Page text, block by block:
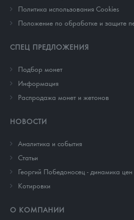
Политика использования Cookies
Положение по обработке и защите
СПЕЦ ПРЕДЛОЖЕНИЯ
Подбор монет
Информация
Распродажа монет и жетонов
НОВОСТИ
Аналитика и события
Cтатьи
Георгий Победоносец - динамика цен
Котировки
О КОМПАНИИ